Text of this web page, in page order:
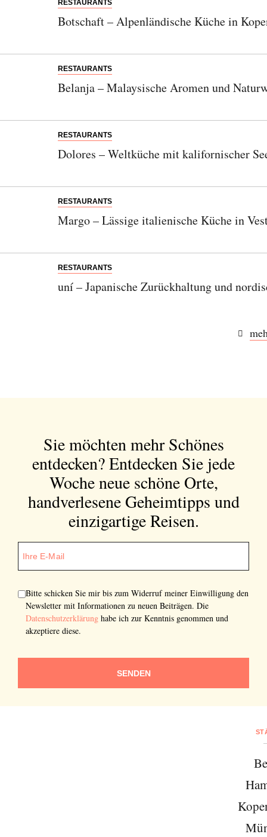
RESTAURANTS
Botschaft – Alpenländische Küche in
RESTAURANTS
Belanja – Malaysische Aromen und
RESTAURANTS
Dolores – Weltküche mit kalifornischer
RESTAURANTS
Margo – Lässige italienische Küche in
RESTAURANTS
uní – Japanische Zurückhaltung und
Sie möchten mehr Schönes
entdecken?Entdecken Sie jede
Woche neue schöne Orte,
handverlesene Geheimtipps und
einzigartige Reisen.
Bitte schicken Sie mir bis zum Widerruf meiner Einwilligung den
Newsletter mit Informationen zu neuen Beiträgen. Die
Datenschutzerklärung habe ich zur Kenntnis genommen und
akzeptiere diese.
SENDEN